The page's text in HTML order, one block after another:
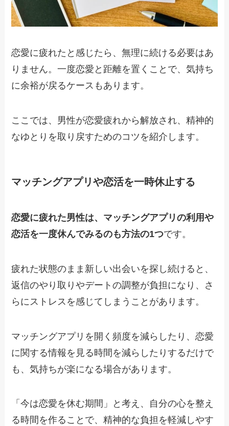
恋愛に疲れたと感じたら、無理に続ける必要はあ
りません。一度恋愛と距離を置くことで、気持ち
に余裕が戻るケースもあります。
ここでは、男性が恋愛疲れから解放され、精神的
なゆとりを取り戻すためのコツを紹介します。
マッチングアプリや恋活を一時休止する
恋愛に疲れた男性は、マッチングアプリの利用や
恋活を一度休んでみるのも方法の1つです。
疲れた状態のまま新しい出会いを探し続けると、
返信のやり取りやデートの調整が負担になり、さ
らにストレスを感じてしまうことがあります。
マッチングアプリを開く頻度を減らしたり、恋愛
に関する情報を見る時間を減らしたりするだけで
も、気持ちが楽になる場合があります。
「今は恋愛を休む期間」と考え、自分の心を整え
る時間を作ることで、精神的な負担を軽減しやす